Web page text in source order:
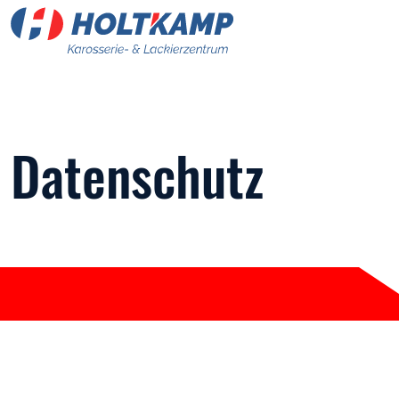
Datenschutz